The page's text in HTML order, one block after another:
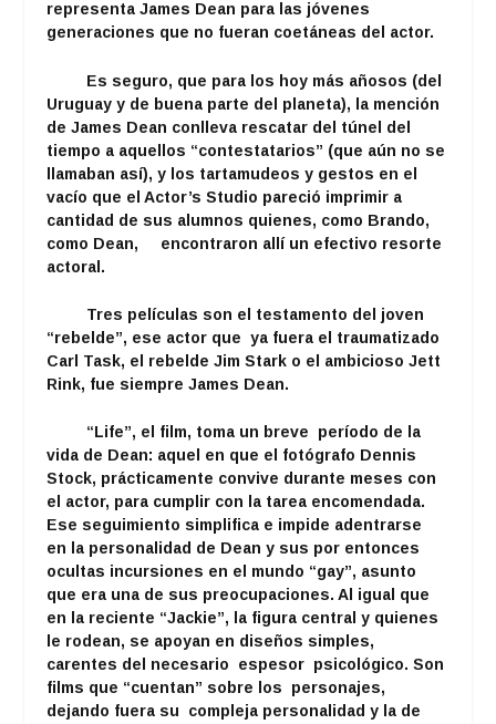
representa James Dean para las jóvenes
generaciones que no fueran coetáneas del actor.
Es seguro, que para los hoy más añosos (del
Uruguay y de buena parte del planeta), la mención
de James Dean conlleva rescatar del túnel del
tiempo a aquellos “contestatarios” (que aún no se
llamaban así), y los tartamudeos y gestos en el
vacío que el Actor’s Studio pareció imprimir a
cantidad de sus alumnos quienes, como Brando,
como Dean, encontraron allí un efectivo resorte
actoral.
Tres películas son el testamento del joven
“rebelde”, ese actor que ya fuera el traumatizado
Carl Task, el rebelde Jim Stark o el ambicioso Jett
Rink, fue siempre James Dean.
“Life”, el film, toma un breve período de la
vida de Dean: aquel en que el fotógrafo Dennis
Stock, prácticamente convive durante meses con
el actor, para cumplir con la tarea encomendada.
Ese seguimiento simplifica e impide adentrarse
en la personalidad de Dean y sus por entonces
ocultas incursiones en el mundo “gay”, asunto
que era una de sus preocupaciones. Al igual que
en la reciente “Jackie”, la figura central y quienes
le rodean, se apoyan en diseños simples,
carentes del necesario espesor psicológico. Son
films que “cuentan” sobre los personajes,
dejando fuera su compleja personalidad y la de